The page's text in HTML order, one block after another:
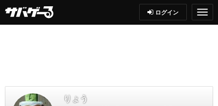
ログイン
りょう